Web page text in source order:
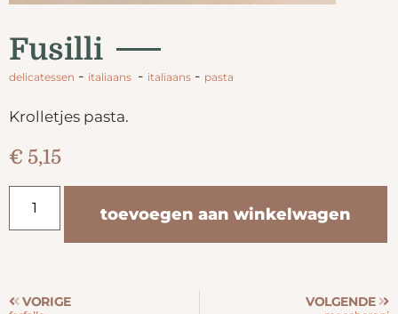
Fusilli
delicatessen - italiaans - italiaans - pasta
Krolletjes pasta.
€ 5,15
toevoegen aan winkelwagen
VORIGE VOLGENDE